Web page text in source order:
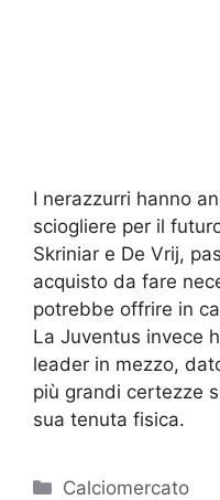
I nerazzurri hanno
sciogliere per il
Skriniar e De Vrij,
acquisto da fare
potrebbe offrire in
La Juventus invece
leader in mezzo,
più grandi certezze
sua tenuta fisica.
Categorie
Calciomercato